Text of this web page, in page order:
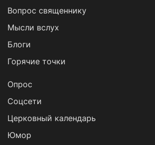
Вопрос священнику
Мысли вслух
Блоги
Горячие точки
Опрос
Cоцсети
Церковный календарь
Юмор